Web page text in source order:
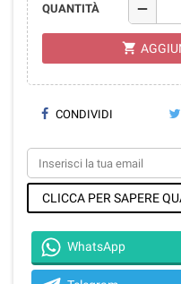
QUANTITÀ remove
shopping_cart
CONDIVIDI
CLICCA PER SAPERE
WhatsApp